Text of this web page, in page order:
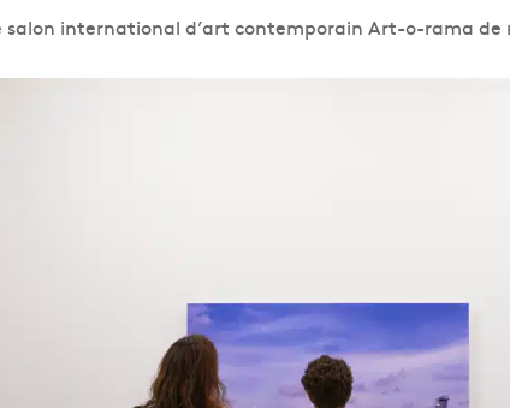
salon international d’art contemporain Art-o-rama de